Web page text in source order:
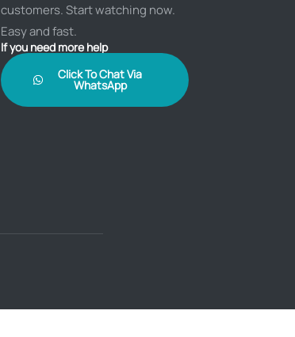
customers. Start watching now.
Easy and fast.
If you need more help
Click To Chat Via
WhatsApp